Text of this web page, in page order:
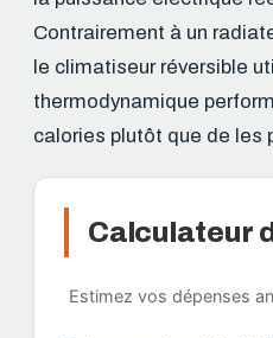
Contrairement à un
le climatiseur réversible
thermodynamique
calories plutôt que de les
Calculateur
Estimez vos dépenses